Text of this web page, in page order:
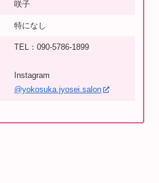
咲子
特になし
TEL：090-5786-1899
Instagram
@yokosuka.jyosei.salon⁡